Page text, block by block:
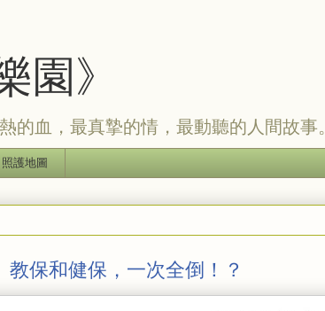
園》
的血，最真摯的情，最動聽的人間故事。
照護地圖
保和健保，一次全倒！？